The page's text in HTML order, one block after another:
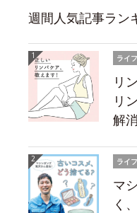
週間人気記事ラン
ライ
リ
リ
解消
ライ
マ
く